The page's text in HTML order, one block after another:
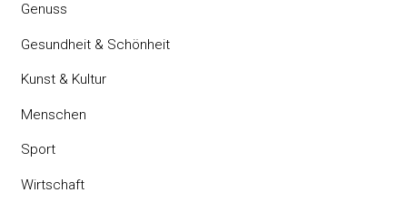
Genuss
Gesundheit & Schönheit
Kunst & Kultur
Menschen
Sport
Wirtschaft